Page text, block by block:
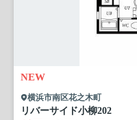
NEW
横浜市南区花之木町
リバーサイド小柳202